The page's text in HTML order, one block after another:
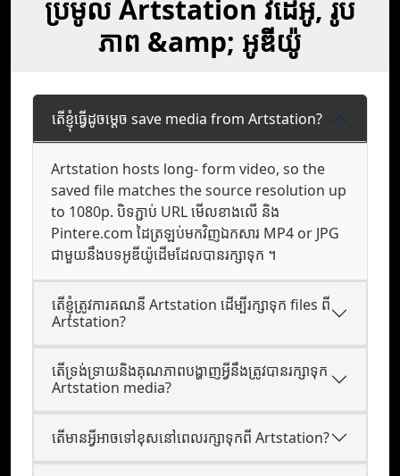
ប្រមូល Artstation វីដេអូ, រូប
ភាព &amp; អូឌីយ៉ូ
តើខ្ញុំធ្វើដូចម្តេច save media from Artstation?
Artstation hosts long- form video, so the
saved file matches the source resolution up
to 1080p. បិទភ្ជាប់ URL មើល​ខាងលើ និង
Pintere.com ដៃ​ត្រឡប់​មក​វិញ​ឯកសារ MP4 or JPG
ជាមួយ​នឹង​បទ​អូឌីយ៉ូ​ដើម​ដែល​បាន​រក្សា​ទុក ។
តើខ្ញុំត្រូវការគណនី Artstation ដើម្បីរក្សាទុក files ពី
Artstation?
តើទ្រង់ទ្រាយនិងគុណភាពបង្ហាញអ្វីនឹងត្រូវបានរក្សាទុក
Artstation media?
តើមានអ្វីអាចទៅខុសនៅពេលរក្សាទុកពី Artstation?